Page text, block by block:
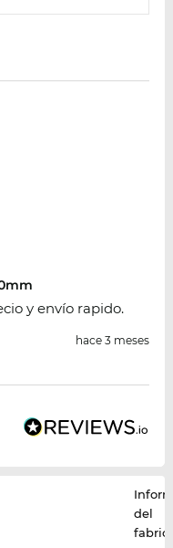
y envío rapido.
hace 3 meses
del